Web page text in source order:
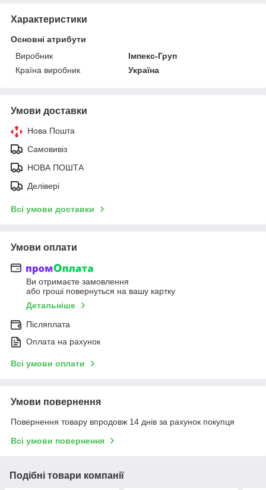
Характеристики
Основні атрибути
Виробник
Імпекс-Груп
Країна виробник
Україна
Умови доставки
Нова Пошта
Самовивіз
НОВА ПОШТА
Делівері
Всі умови доставки
Умови оплати
Ви отримаєте замовлення
або гроші повернуться на вашу картку
Детальніше
Післяплата
Оплата на рахунок
Всі умови оплати
Умови повернення
Повернення товару впродовж 14 днів за рахунок покупця
Всі умови повернення
Подібні товари компанії